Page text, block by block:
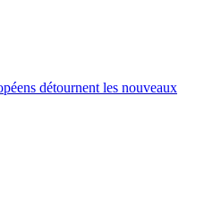
détournent les nouveaux